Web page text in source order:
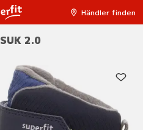
Händler finden
2.0